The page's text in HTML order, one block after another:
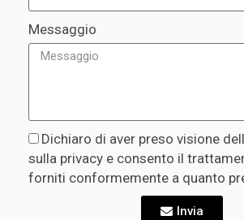
Messaggio
Dichiaro di aver preso visione
sulla privacy e consento il
forniti conformemente a quanto
Invia